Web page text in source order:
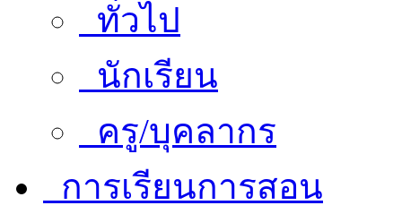
ทั่วไป
นักเรียน
ครู/บุคลากร
การเรียนการสอน